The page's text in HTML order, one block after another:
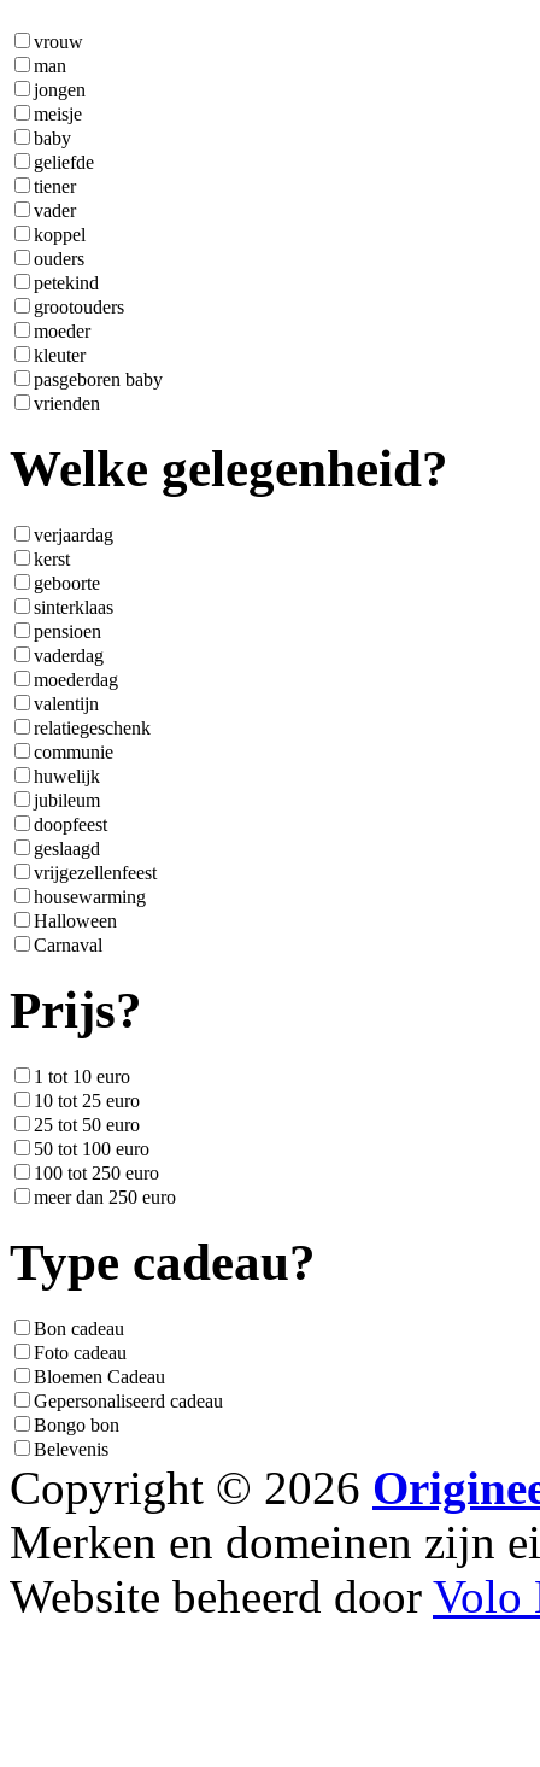
vrouw
man
jongen
meisje
baby
geliefde
tiener
vader
koppel
ouders
petekind
grootouders
moeder
kleuter
pasgeboren baby
vrienden
Welke gelegenheid?
verjaardag
kerst
geboorte
sinterklaas
pensioen
vaderdag
moederdag
valentijn
relatiegeschenk
communie
huwelijk
jubileum
doopfeest
geslaagd
vrijgezellenfeest
housewarming
Halloween
Carnaval
Prijs?
1 tot 10 euro
10 tot 25 euro
25 tot 50 euro
50 tot 100 euro
100 tot 250 euro
meer dan 250 euro
Type cadeau?
Bon cadeau
Foto cadeau
Bloemen Cadeau
Gepersonaliseerd cadeau
Bongo bon
Belevenis
Copyright © 2026
Merken en domeinen zijn
Website beheerd door Volo